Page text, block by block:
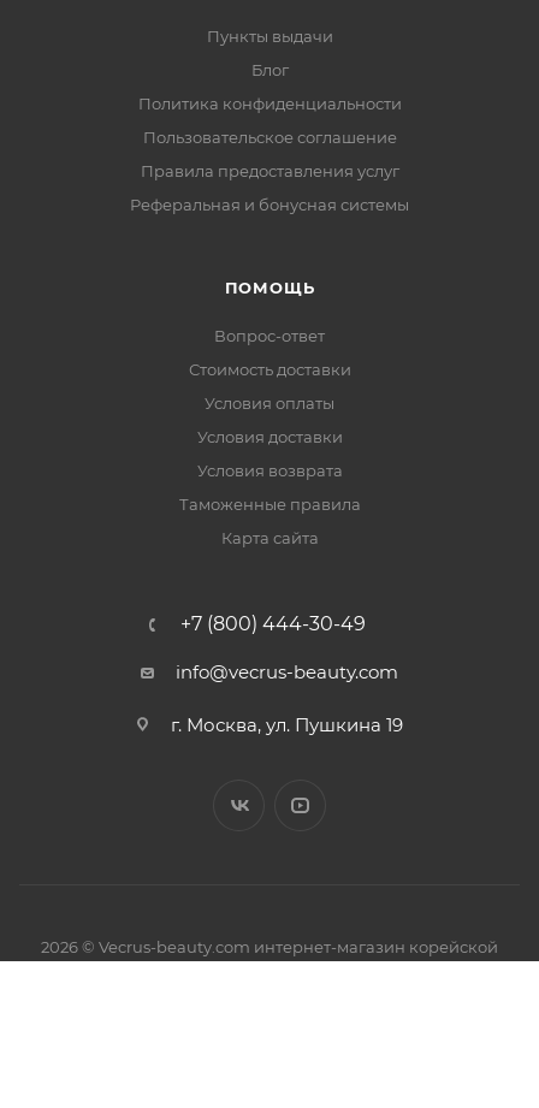
Пункты выдачи
Блог
Политика конфиденциальности
Пользовательское соглашение
Правила предоставления услуг
Реферальная и бонусная системы
ПОМОЩЬ
Вопрос-ответ
Стоимость доставки
Условия оплаты
Условия доставки
Условия возврата
Таможенные правила
Карта сайта
+7 (800) 444-30-49
info@vecrus-beauty.com
г. Москва, ул. Пушкина 19
2026 © Vecrus-beauty.com интернет-магазин корейской